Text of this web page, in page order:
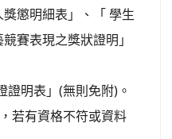
懲明細表」、「 學生
賽表現之獎狀證明」
證明表」(無則免附)。
若有資格不符或資料